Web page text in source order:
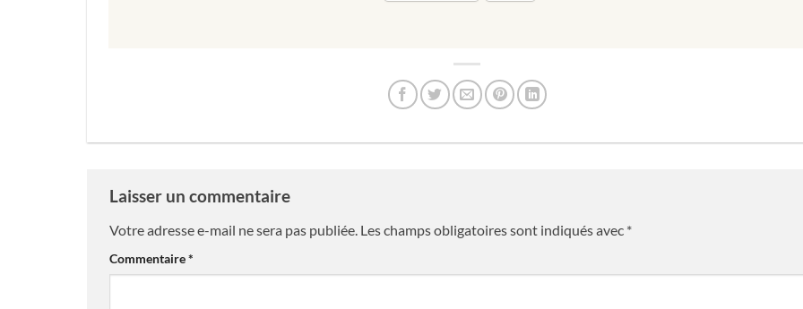
Laisser un commentaire
Votre adresse e-mail ne sera pas publiée. Les champs obligatoires sont indiqués avec *
Commentaire*